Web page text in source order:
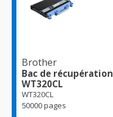
Brother
Bac de
WT320CL
WT320CL
50000 pages